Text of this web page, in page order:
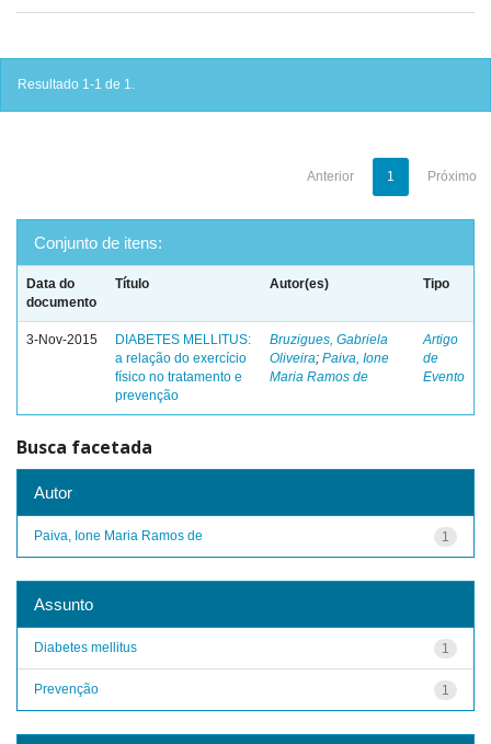
Resultado 1-1 de 1.
Anterior 1 Próximo
Conjunto de itens:
Data do
documento
Título Autor(es) Tipo
3-Nov-2015
DIABETES MELLITUS:
a relação do exercício
físico no tratamento e
prevenção
Bruzigues, Gabriela
Oliveira; Paiva, Ione
Maria Ramos de
Artigo
de
Evento
Busca facetada
Autor
1
Paiva, Ione Maria Ramos de
Assunto
1
Diabetes mellitus
1
Prevenção